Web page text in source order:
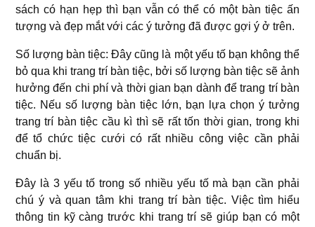
sách có hạn hẹp thì bạn vẫn có thể có một bàn tiệc ấn
tượng và đẹp mắt với các ý tưởng đã được gợi ý ở trên.
Số lượng bàn tiệc: Đây cũng là một yếu tố bạn không thể
bỏ qua khi trang trí bàn tiệc, bởi số lượng bàn tiệc sẽ ảnh
hưởng đến chi phí và thời gian bạn dành để trang trí bàn
tiệc. Nếu số lượng bàn tiệc lớn, bạn lựa chọn ý tưởng
trang trí bàn tiệc cầu kì thì sẽ rất tốn thời gian, trong khi
để tổ chức tiệc cưới có rất nhiều công việc cần phải
chuẩn bị.
Đây là 3 yếu tố trong số nhiều yếu tố mà bạn cần phải
chú ý và quan tâm khi trang trí bàn tiệc. Việc tìm hiểu
thông tin kỹ càng trước khi trang trí sẽ giúp bạn có một